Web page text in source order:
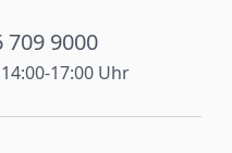
709 9000
17:00 Uhr